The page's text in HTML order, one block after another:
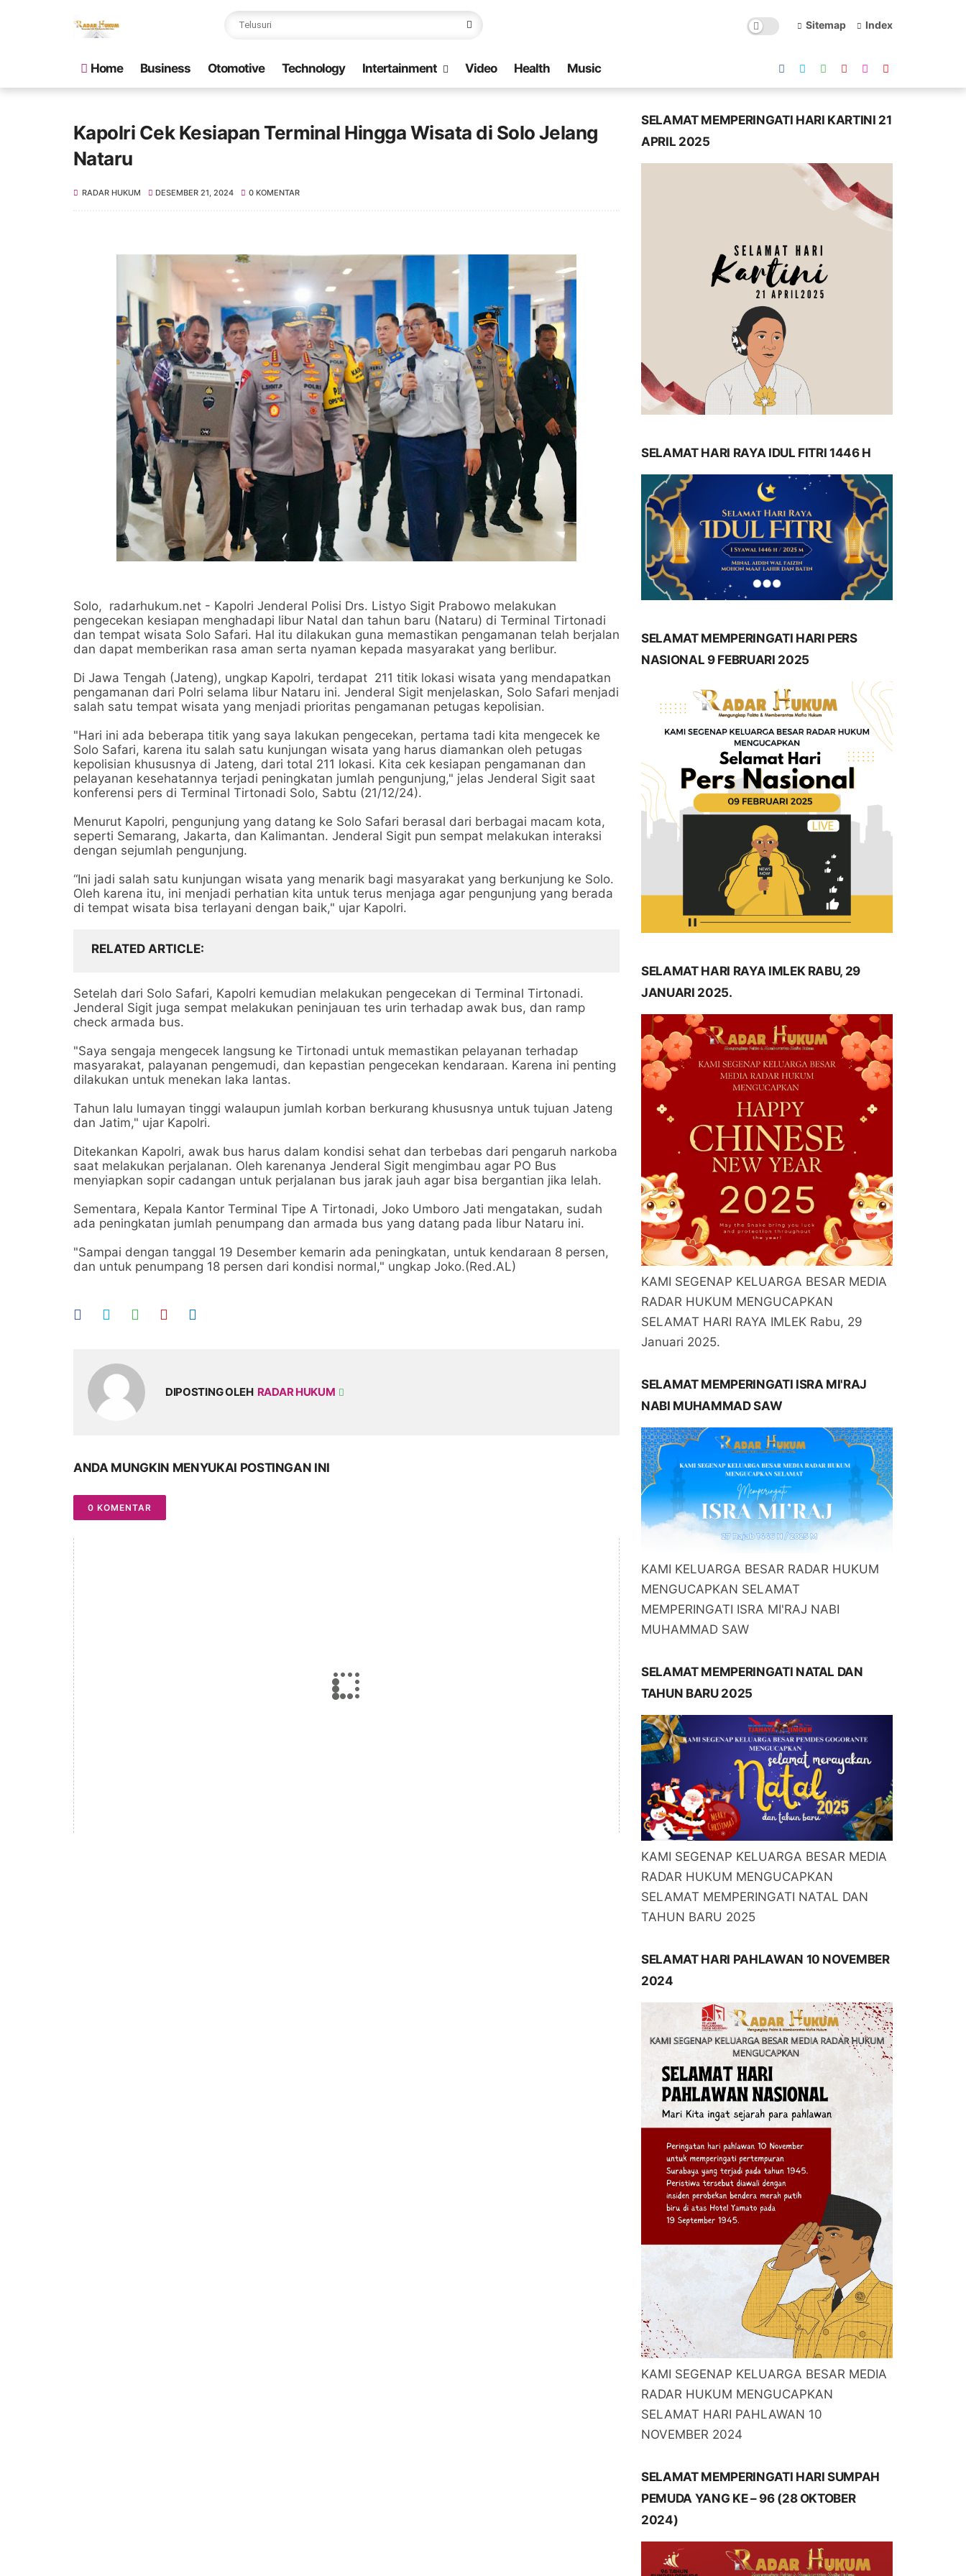
Sitemap Index
Home Business Otomotive Technology Intertainment Video Health Music
Kapolri Cek Kesiapan Terminal Hingga Wisata di Solo Jelang
Nataru
RADAR HUKUM DESEMBER 21, 2024 0 KOMENTAR
Solo, radarhukum.net - Kapolri Jenderal Polisi Drs. Listyo Sigit Prabowo melakukan
pengecekan kesiapan menghadapi libur Natal dan tahun baru (Nataru) di Terminal Tirtonadi
dan tempat wisata Solo Safari. Hal itu dilakukan guna memastikan pengamanan telah berjalan
dan dapat memberikan rasa aman serta nyaman kepada masyarakat yang berlibur.
Di Jawa Tengah (Jateng), ungkap Kapolri, terdapat 211 titik lokasi wisata yang mendapatkan
pengamanan dari Polri selama libur Nataru ini. Jenderal Sigit menjelaskan, Solo Safari menjadi
salah satu tempat wisata yang menjadi prioritas pengamanan petugas kepolisian.
"Hari ini ada beberapa titik yang saya lakukan pengecekan, pertama tadi kita mengecek ke
Solo Safari, karena itu salah satu kunjungan wisata yang harus diamankan oleh petugas
kepolisian khususnya di Jateng, dari total 211 lokasi. Kita cek kesiapan pengamanan dan
pelayanan kesehatannya terjadi peningkatan jumlah pengunjung," jelas Jenderal Sigit saat
konferensi pers di Terminal Tirtonadi Solo, Sabtu (21/12/24).
Menurut Kapolri, pengunjung yang datang ke Solo Safari berasal dari berbagai macam kota,
seperti Semarang, Jakarta, dan Kalimantan. Jenderal Sigit pun sempat melakukan interaksi
dengan sejumlah pengunjung.
“Ini jadi salah satu kunjungan wisata yang menarik bagi masyarakat yang berkunjung ke Solo.
Oleh karena itu, ini menjadi perhatian kita untuk terus menjaga agar pengunjung yang berada
di tempat wisata bisa terlayani dengan baik," ujar Kapolri.
RELATED ARTICLE
Setelah dari Solo Safari, Kapolri kemudian melakukan pengecekan di Terminal Tirtonadi.
Jenderal Sigit juga sempat melakukan peninjauan tes urin terhadap awak bus, dan ramp
check armada bus.
"Saya sengaja mengecek langsung ke Tirtonadi untuk memastikan pelayanan terhadap
masyarakat, palayanan pengemudi, dan kepastian pengecekan kendaraan. Karena ini penting
dilakukan untuk menekan laka lantas.
Tahun lalu lumayan tinggi walaupun jumlah korban berkurang khususnya untuk tujuan Jateng
dan Jatim," ujar Kapolri.
Ditekankan Kapolri, awak bus harus dalam kondisi sehat dan terbebas dari pengaruh narkoba
saat melakukan perjalanan. Oleh karenanya Jenderal Sigit mengimbau agar PO Bus
menyiapkan sopir cadangan untuk perjalanan bus jarak jauh agar bisa bergantian jika lelah.
Sementara, Kepala Kantor Terminal Tipe A Tirtonadi, Joko Umboro Jati mengatakan, sudah
ada peningkatan jumlah penumpang dan armada bus yang datang pada libur Nataru ini.
"Sampai dengan tanggal 19 Desember kemarin ada peningkatan, untuk kendaraan 8 persen,
dan untuk penumpang 18 persen dari kondisi normal," ungkap Joko.(Red.AL)
DIPOSTING OLEH RADAR HUKUM
ANDA MUNGKIN MENYUKAI POSTINGAN INI
0 KOMENTAR
SELAMAT MEMPERINGATI HARI KARTINI 21
APRIL 2025
SELAMAT HARI RAYA IDUL FITRI 1446 H
SELAMAT MEMPERINGATI HARI PERS
NASIONAL 9 FEBRUARI 2025
SELAMAT HARI RAYA IMLEK RABU, 29
JANUARI 2025.
KAMI SEGENAP KELUARGA BESAR MEDIA
RADAR HUKUM MENGUCAPKAN
SELAMAT HARI RAYA IMLEK Rabu, 29
Januari 2025.
SELAMAT MEMPERINGATI ISRA MI'RAJ
NABI MUHAMMAD SAW
KAMI KELUARGA BESAR RADAR HUKUM
MENGUCAPKAN SELAMAT
MEMPERINGATI ISRA MI'RAJ NABI
MUHAMMAD SAW
SELAMAT MEMPERINGATI NATAL DAN
TAHUN BARU 2025
KAMI SEGENAP KELUARGA BESAR MEDIA
RADAR HUKUM MENGUCAPKAN
SELAMAT MEMPERINGATI NATAL DAN
TAHUN BARU 2025
SELAMAT HARI PAHLAWAN 10 NOVEMBER
2024
KAMI SEGENAP KELUARGA BESAR MEDIA
RADAR HUKUM MENGUCAPKAN
SELAMAT HARI PAHLAWAN 10
NOVEMBER 2024
SELAMAT MEMPERINGATI HARI SUMPAH
PEMUDA YANG KE – 96 (28 OKTOBER
2024)